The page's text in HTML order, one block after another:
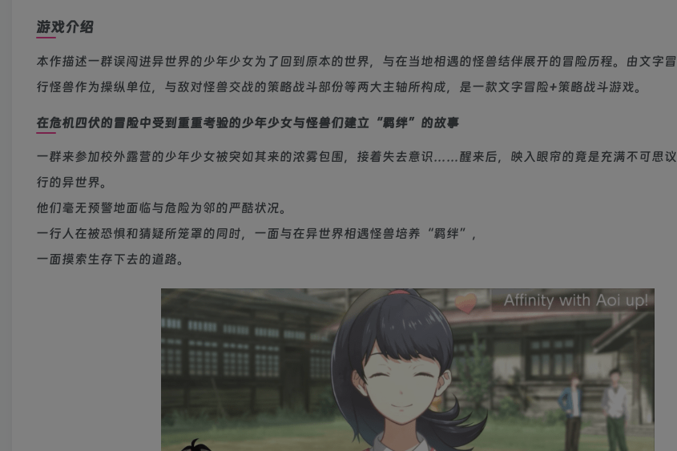
游戏介绍
本作描述一群误闯进异世界的少年少女为了回到原本的世界，与在当地相遇的怪兽结伴展开的冒险历程。由文字
行怪兽作为操纵单位，与敌对怪兽交战的策略战斗部份等两大主轴所构成，是一款文字冒险+策略战斗游戏。
在危机四伏的冒险中受到重重考验的少年少女与怪兽们建立“羁绊”的故事
一群来参加校外露营的少年少女被突如其来的浓雾包围，接着失去意识……醒来后，映入眼帘的竟是充满不可思
行的异世界。
他们毫无预警地面临与危险为邻的严酷状况。
一行人在被恐惧和猜疑所笼罩的同时，一面与在异世界相遇怪兽培养“羁绊”，
一面摸索生存下去的道路。